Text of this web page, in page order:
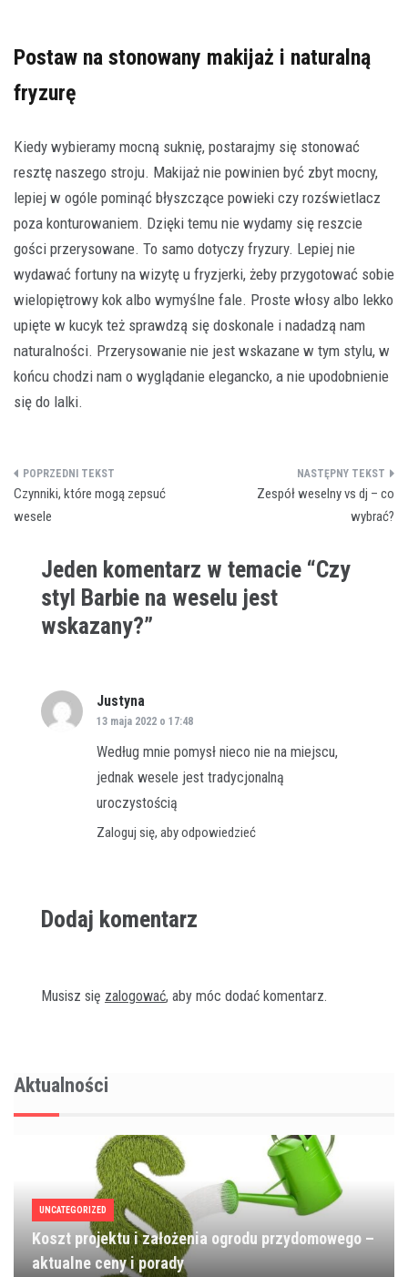
Postaw na stonowany makijaż i naturalną
fryzurę
Kiedy wybieramy mocną suknię, postarajmy się stonować
resztę naszego stroju. Makijaż nie powinien być zbyt mocny,
lepiej w ogóle pominąć błyszczące powieki czy rozświetlacz
poza konturowaniem. Dzięki temu nie wydamy się reszcie
gości przerysowane. To samo dotyczy fryzury. Lepiej nie
wydawać fortuny na wizytę u fryzjerki, żeby przygotować sobie
wielopiętrowy kok albo wymyślne fale. Proste włosy albo lekko
upięte w kucyk też sprawdzą się doskonale i nadadzą nam
naturalności. Przerysowanie nie jest wskazane w tym stylu, w
końcu chodzi nam o wyglądanie elegancko, a nie upodobnienie
się do lalki.
Nawigacja
wpisu
Czynniki, które mogą zepsuć
wesele
Zespół weselny vs dj – co
wybrać?
Jeden komentarz w temacie “Czy
styl Barbie na weselu jest
wskazany?”
Justyna
13 maja 2022 o 17:48
Według mnie pomysł nieco nie na miejscu,
jednak wesele jest tradycjonalną
uroczystością
Zaloguj się, aby odpowiedzieć
Dodaj komentarz
Musisz się zalogować, aby móc dodać komentarz.
Aktualności
UNCATEGORIZED
Koszt projektu i założenia ogrodu przydomowego –
aktualne ceny i porady